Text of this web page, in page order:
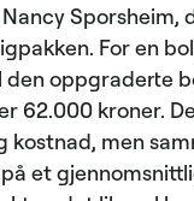
Sporsheim,
For en
oppgraderte
62.000 kroner.
kostnad, men
et